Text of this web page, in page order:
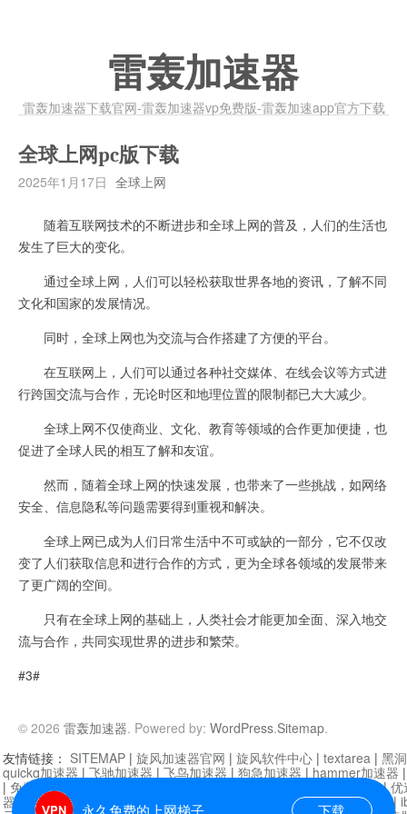
雷轰加速器
雷轰加速器下载官网-雷轰加速器vp免费版-雷轰加速app官方下载
全球上网pc版下载
2025年1月17日 全球上网
随着互联网技术的不断进步和全球上网的普及，人们的生活也
发生了巨大的变化。
通过全球上网，人们可以轻松获取世界各地的资讯，了解不同
文化和国家的发展情况。
同时，全球上网也为交流与合作搭建了方便的平台。
在互联网上，人们可以通过各种社交媒体、在线会议等方式进
行跨国交流与合作，无论时区和地理位置的限制都已大大减少。
全球上网不仅使商业、文化、教育等领域的合作更加便捷，也
促进了全球人民的相互了解和友谊。
然而，随着全球上网的快速发展，也带来了一些挑战，如网络
安全、信息隐私等问题需要得到重视和解决。
全球上网已成为人们日常生活中不可或缺的一部分，它不仅改
变了人们获取信息和进行合作的方式，更为全球各领域的发展带来
了更广阔的空间。
只有在全球上网的基础上，人类社会才能更加全面、深入地交
流与合作，共同实现世界的进步和繁荣。
#3#
© 2026 雷轰加速器. Powered by: WordPress.Sitemap.
永久免费的上网梯子 下载
友情链接： SITEMAP | 旋风加速器官网 | 旋风软件中心 | textarea | 黑
quickq加速器 | 飞驰加速器 | 飞鸟加速器 | 狗急加速器 | hammer加速器
| 免费vqn加速外网 迷雾通|优
器| 快柠檬加速器 |黑洞加速 |falemon 快橙加速器|anycast加速器 |